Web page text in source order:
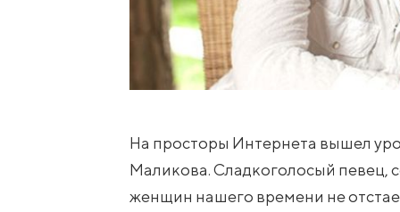
На просторы Интернета вышел
Маликова. Сладкоголосый певец,
женщин нашего времени не